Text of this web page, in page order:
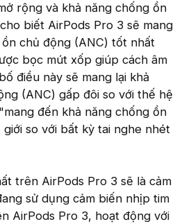
rộng và khả năng chống ồn
biết AirPods Pro 3 sẽ mang
chủ động (ANC) tốt nhất
bọc mút xốp giúp cách âm
điều này sẽ mang lại khả
(ANC) gấp đôi so với thế hệ
đến khả năng chống ồn
so với bất kỳ tai nghe nhét
trên AirPods Pro 3 sẽ là cảm
sử dụng cảm biến nhịp tim
AirPods Pro 3, hoạt động với